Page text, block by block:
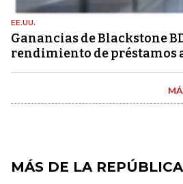
EE.UU.
Ganancias de Blackstone
rendimiento de préstamos
MÁS DE LA REPÚBLICA